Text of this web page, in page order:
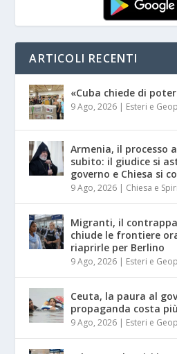
ARTICOLI RECENTI
«Cuba chiede di
9 Ago, 2026 | Esteri e
Armenia, il processo
subito: il giudice si
governo e Chiesa si
9 Ago, 2026 | Chiesa e
Migranti, il
chiude le frontiere
riaprirle per Berlino
9 Ago, 2026 | Esteri e
Ceuta, la paura al
propaganda costa
9 Ago, 2026 | Esteri e